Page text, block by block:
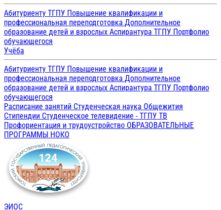
Абитуриенту ТГПУ Повышение квалификации и
профессиональная переподготовка Дополнительное
образование детей и взрослых Аспирантура ТГПУ Портфолио
обучающегося
Учёба
Абитуриенту ТГПУ Повышение квалификации и
профессиональная переподготовка Дополнительное
образование детей и взрослых Аспирантура ТГПУ Портфолио
обучающегося
Расписание занятий Студенческая наука Общежития
Стипендии Студенческое телевидение - ТГПУ ТВ
Профориентация и трудоустройство ОБРАЗОВАТЕЛЬНЫЕ
ПРОГРАММЫ НОКО
ЭИОС